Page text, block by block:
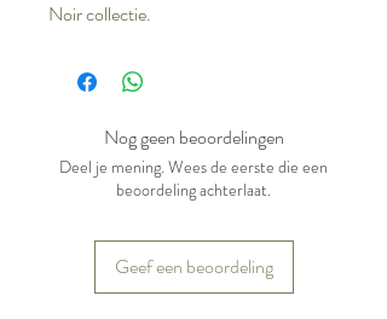
Noir collectie.
Nog geen beoordelingen
Deel je mening. Wees de eerste die een
beoordeling achterlaat.
Geef een beoordeling